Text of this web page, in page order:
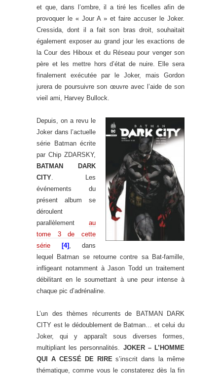
et que, dans l’ombre, il a tiré les ficelles afin de
provoquer le « Jour A » et faire accuser le Joker.
Cressida, dont il a fait son bras droit, souhaitait
également exposer au grand jour les exactions de
la Cour des Hiboux et du Réseau pour venger son
père et les mettre hors d’état de nuire. Elle sera
finalement exécutée par le Joker, mais Gordon
jurera de poursuivre son œuvre avec l’aide de son
vieil ami, Harvey Bullock.
Depuis, on a revu le
Joker dans l’actuelle
série Batman écrite
par Chip ZDARSKY,
BATMAN DARK
CITY. Les
événements du
présent album se
déroulent
parallèlement au
tome 3 de cette
série
[4] , dans
lequel Batman se retourne contre sa Bat-famille,
infligeant notamment à Jason Todd un traitement
débilitant en le soumettant à une peur intense à
chaque pic d’adrénaline.
L’un des thèmes récurrents de BATMAN DARK
CITY est le dédoublement de Batman… et celui du
Joker, qui y apparaît sous diverses formes,
multipliant les personnalités. JOKER – L’HOMME
QUI A CESSÉ DE RIREs’inscrit dans la même
thématique, comme vous le constaterez dès la fin